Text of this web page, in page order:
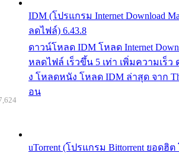
IDM (โปรแกรม Internet Download
ลดไฟล์) 6.43.8
ดาวน์โหลด IDM โหลด Internet
หลดไฟล์ เร็วขึ้น 5 เท่า เพิ่มความเร็ว
ง โหลดหนัง โหลด IDM ล่าสุด จาก
อน
uTorrent (โปรแกรม Bittorrent ยอดฮิ